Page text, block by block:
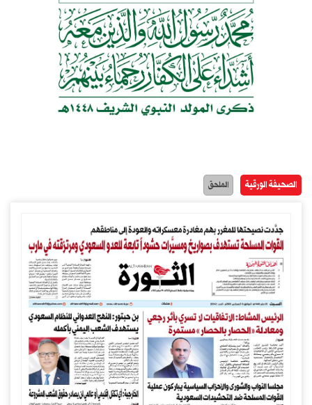
الصحيفة الورقية الملحق